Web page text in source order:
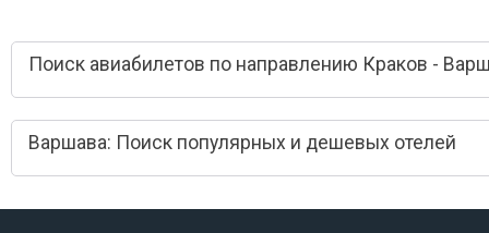
Поиск авиабилетов по направлению Краков -
Варшава: Поиск популярных и дешевых отелей